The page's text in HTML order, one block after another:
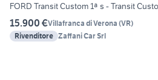
FORD Transit Custom 1ª s - Transit
15.900 €Villafranca di Verona (VR)
Rivenditore Zaffani Car Srl